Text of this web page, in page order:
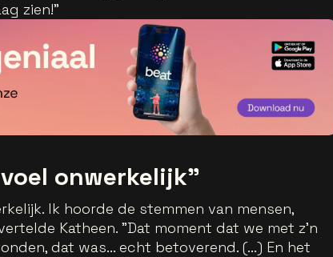
zien!”
onwerkelijk"
Ik hoorde de stemmen van mensen,
Katheen. "Dat moment dat we met z’n
dat was... echt betoverend. (...) En het